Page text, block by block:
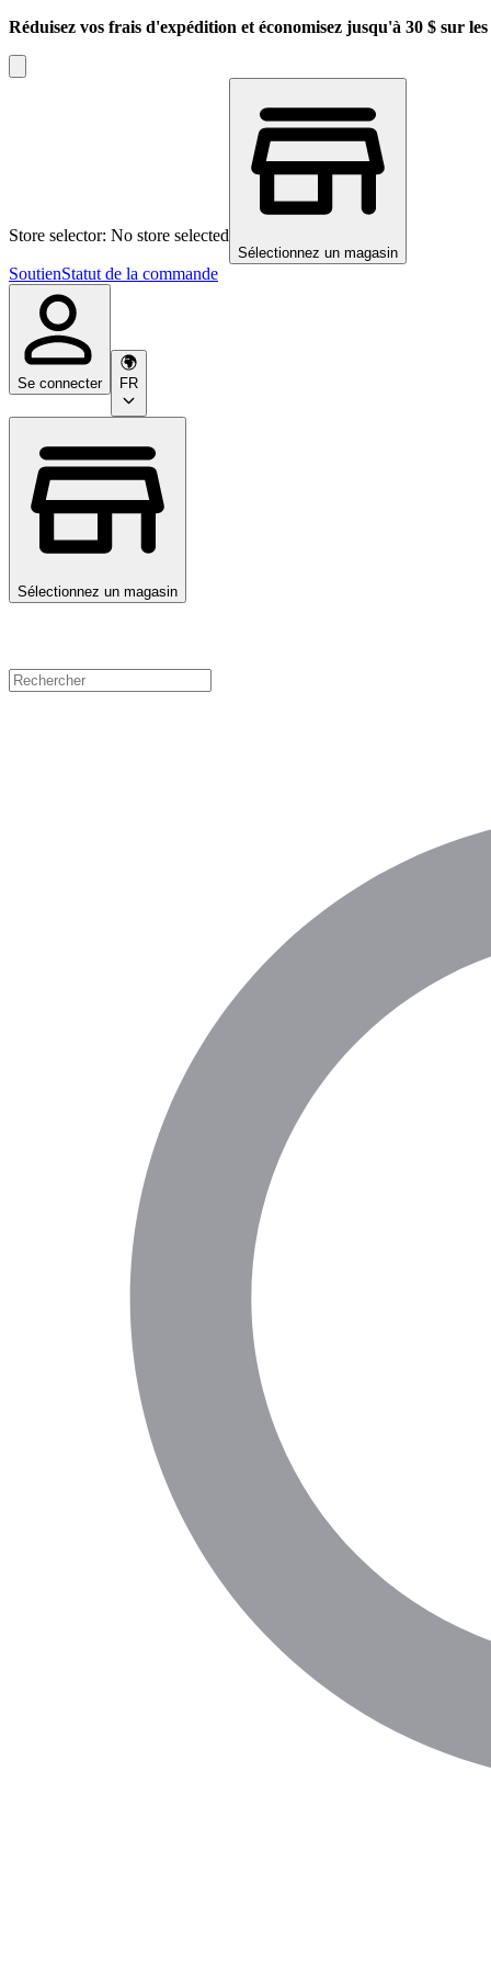
Réduisez vos frais d'expédition et économisez jusqu'à 30 $ sur
Store selector: No store selected
Sélectionnez un magasin
SoutienStatut de la commande
Se connecter FR
Sélectionnez un magasin